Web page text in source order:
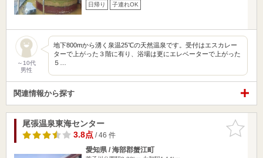
日帰り 子連れOK
～10代
男性
地下800mから湧く泉温25℃の天然温泉です。受付はエスカレー
ターで上がった３階に有り、浴場は更にエレベーターで上がった
５…
関連情報から探す
お気に入
りに追加
尾張温泉東海センター
3.8点/ 46 件
愛知県 / 海部郡蟹江町